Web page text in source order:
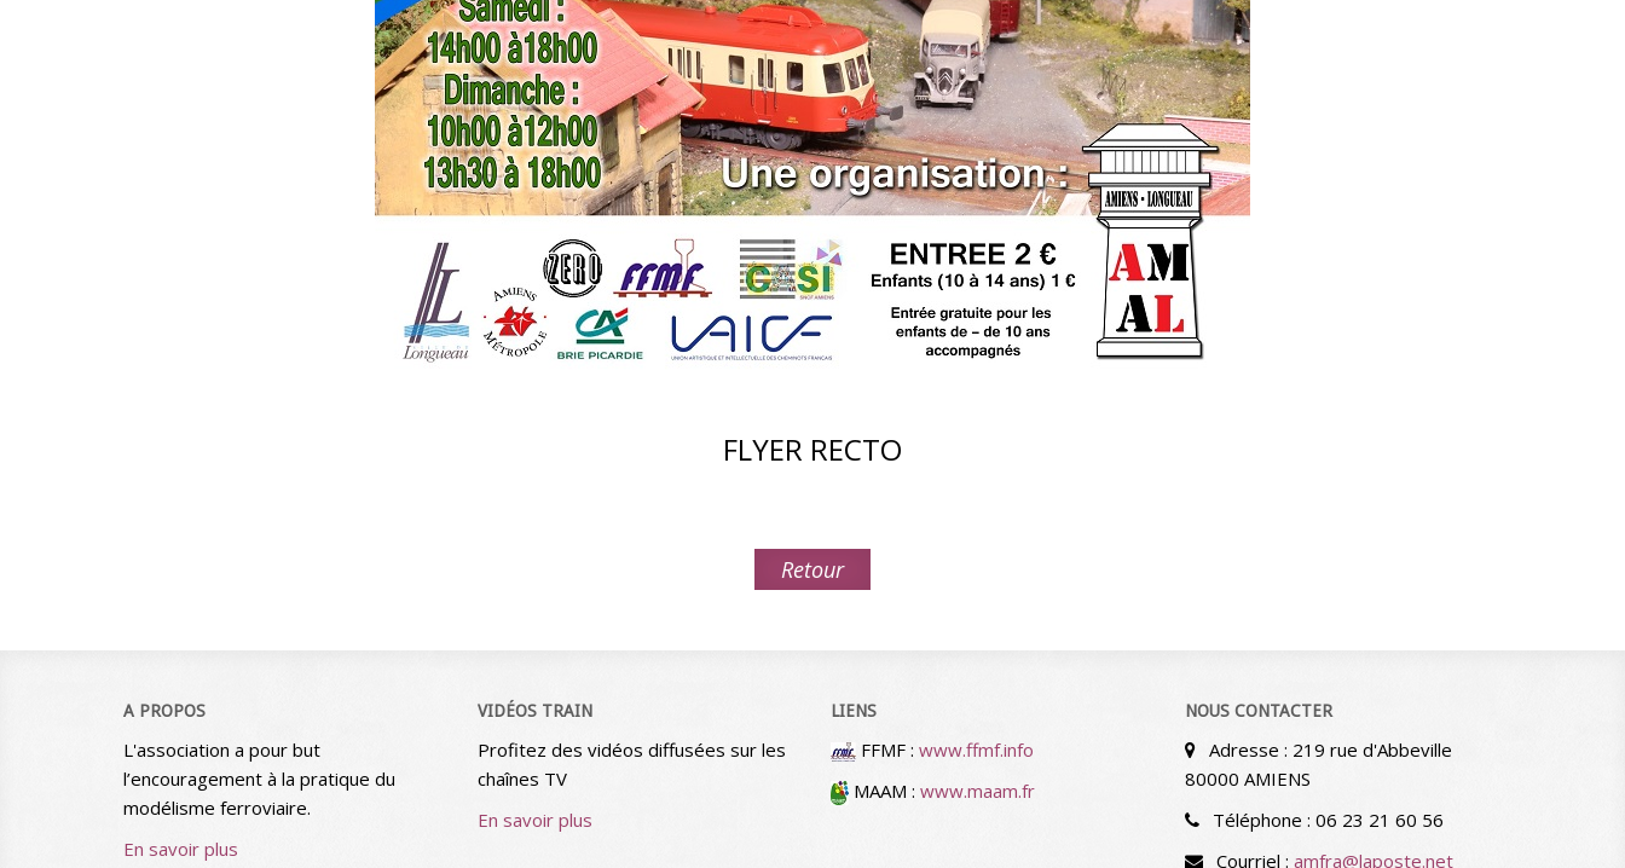
FLYER RECTO
Retour
A PROPOS
L'association a pour but
l’encouragement à la pratique du
modélisme ferroviaire.
En savoir plus
VIDÉOS TRAIN
Profitez des vidéos diffusées sur les
chaînes TV
En savoir plus
LIENS
FFMF : www.ffmf.info
MAAM : www.maam.fr
NOUS CONTACTER
Adresse : 219 rue d'Abbeville
80000 AMIENS
Téléphone : 06 23 21 60 56
Courriel : amfra@laposte.net